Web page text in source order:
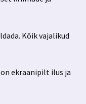
Kõik vajalikud
ekraanipilt ilus ja